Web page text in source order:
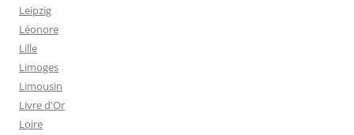
Leipzig
Léonore
Lille
Limoges
Limousin
Livre d'Or
Loire